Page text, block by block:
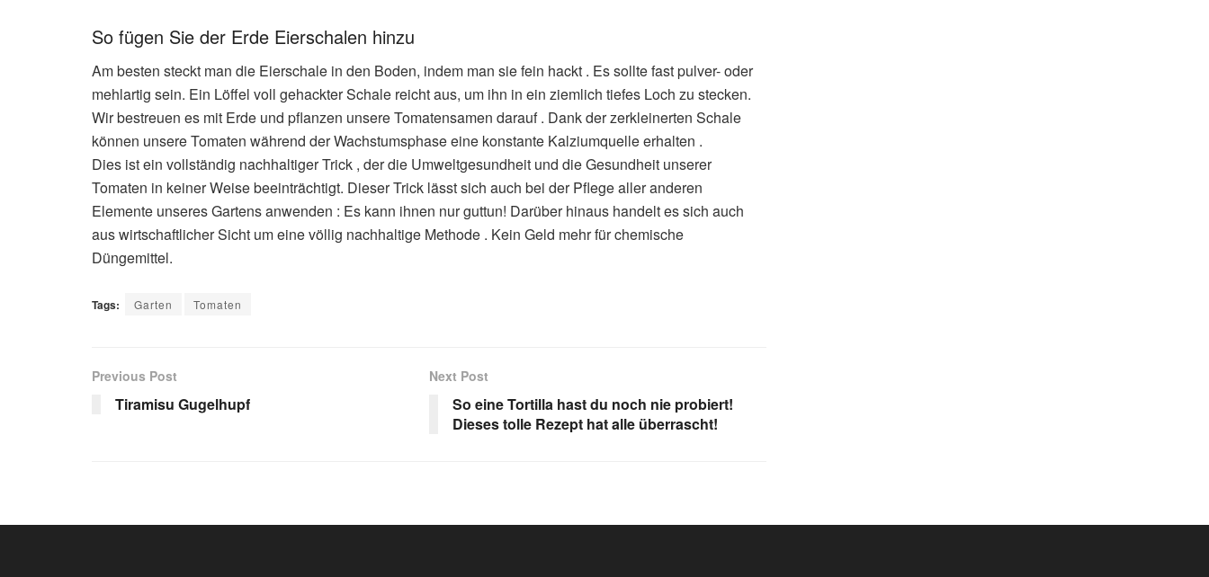
So fügen Sie der Erde Eierschalen hinzu
Am besten steckt man die Eierschale in den Boden, indem man sie fein hackt . Es sollte fast pulver- oder
mehlartig sein. Ein Löffel voll gehackter Schale reicht aus, um ihn in ein ziemlich tiefes Loch zu stecken.
Wir bestreuen es mit Erde und pflanzen unsere Tomatensamen darauf . Dank der zerkleinerten Schale
können unsere Tomaten während der Wachstumsphase eine konstante Kalziumquelle erhalten .
Dies ist ein vollständig nachhaltiger Trick , der die Umweltgesundheit und die Gesundheit unserer
Tomaten in keiner Weise beeinträchtigt. Dieser Trick lässt sich auch bei der Pflege aller anderen
Elemente unseres Gartens anwenden : Es kann ihnen nur guttun! Darüber hinaus handelt es sich auch
aus wirtschaftlicher Sicht um eine völlig nachhaltige Methode . Kein Geld mehr für chemische
Düngemittel.
Tags: Garten Tomaten
Previous Post
Tiramisu Gugelhupf
Next Post
So eine Tortilla hast du noch nie probiert!
Dieses tolle Rezept hat alle überrascht!